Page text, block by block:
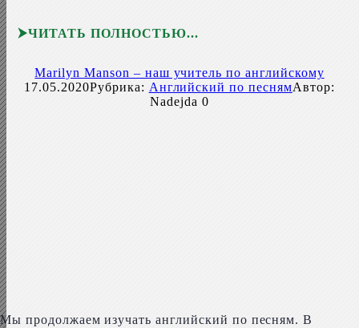
ЧИТАТЬ ПОЛНОСТЬЮ
Marilyn Manson – наш учитель по английскому
17.05.2020Рубрика: Английский по песнямАвтор:
Nadejda 0
Мы продолжаем изучать английский по песням. В